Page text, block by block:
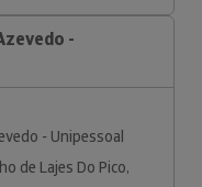
-
- Unipessoal
de Lajes Do Pico,